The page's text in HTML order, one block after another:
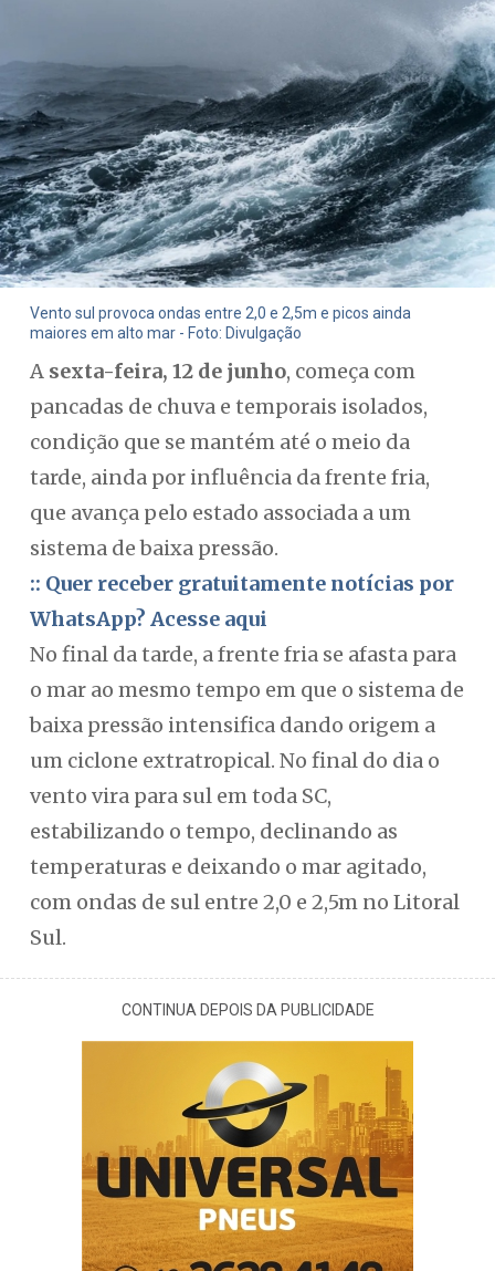
Vento sul provoca ondas entre 2,0 e 2,5m e picos ainda
maiores em alto mar - Foto: Divulgação
A sexta-feira, 12 de junho, começa com
pancadas de chuva e temporais isolados,
condição que se mantém até o meio da
tarde, ainda por influência da frente fria,
que avança pelo estado associada a um
sistema de baixa pressão.
:: Quer receber gratuitamente notícias por
WhatsApp? Acesse aqui
No final da tarde, a frente fria se afasta para
o mar ao mesmo tempo em que o sistema de
baixa pressão intensifica dando origem a
um ciclone extratropical. No final do dia o
vento vira para sul em toda SC,
estabilizando o tempo, declinando as
temperaturas e deixando o mar agitado,
com ondas de sul entre 2,0 e 2,5m no Litoral
Sul.
CONTINUA DEPOIS DA PUBLICIDADE